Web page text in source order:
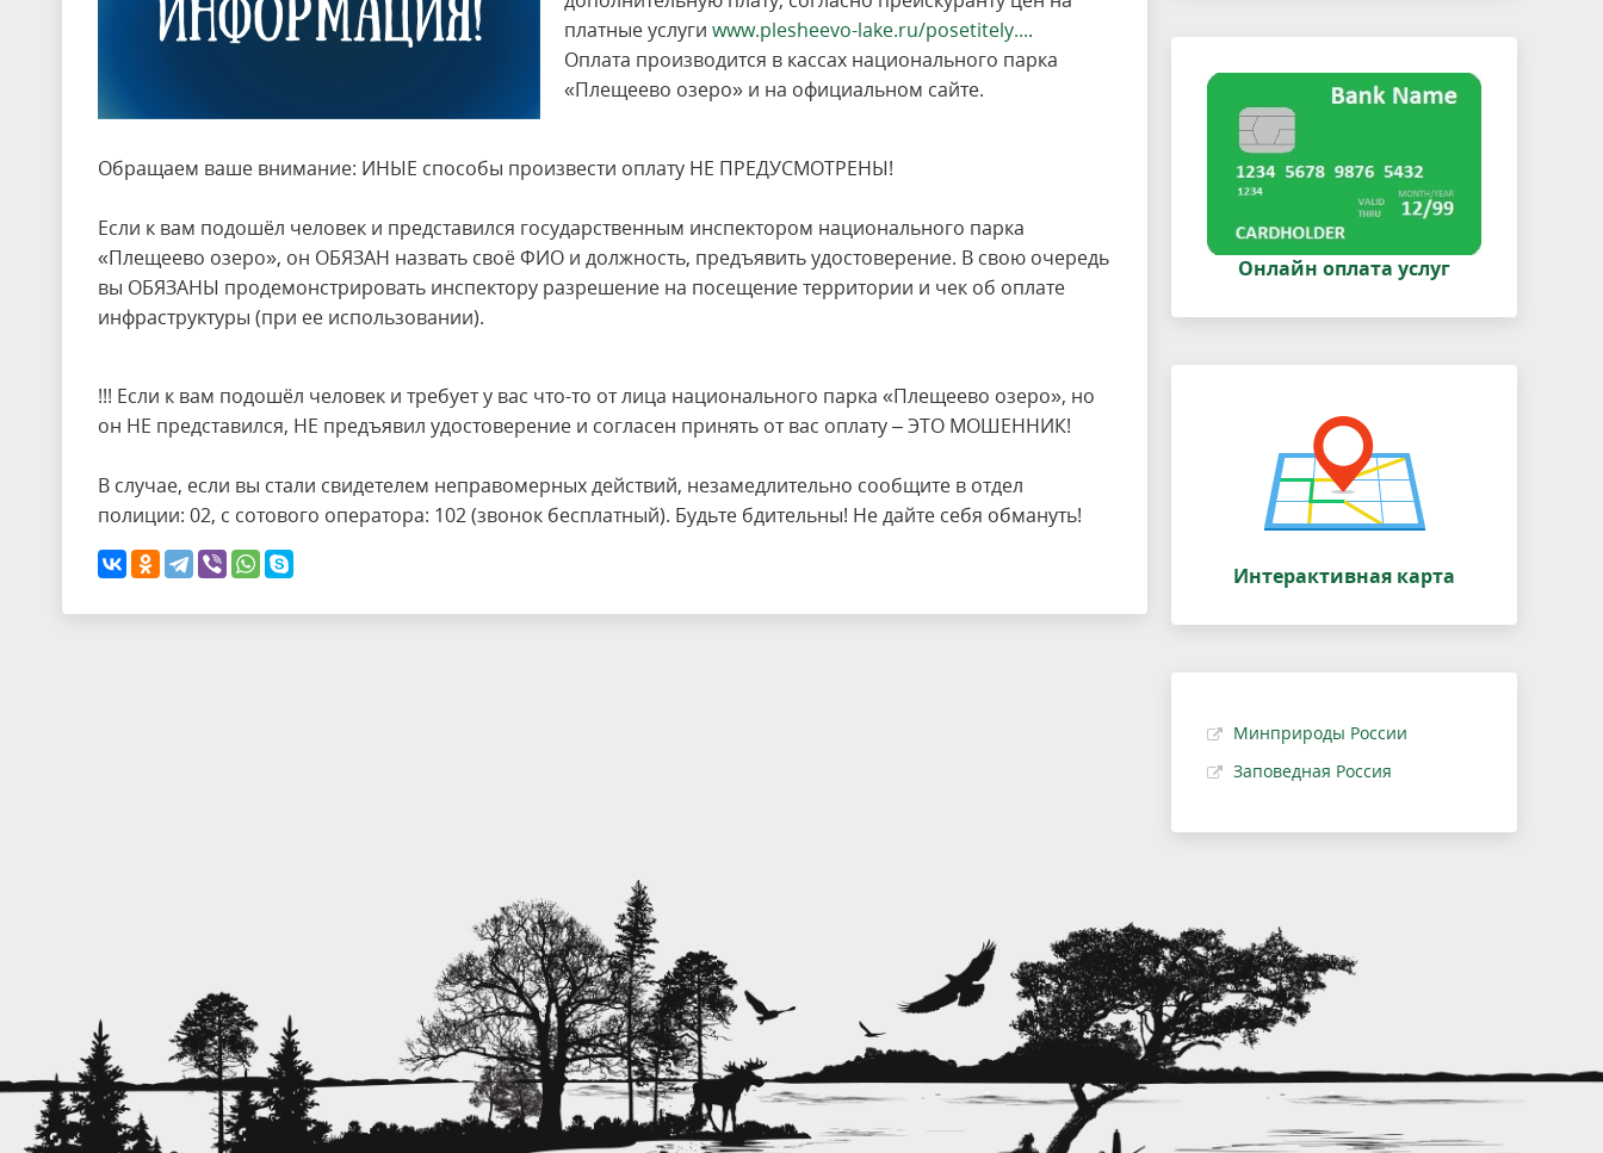
платные услуги www.plesheevo-lake.ru/posetitely....
Оплата производится в кассах национального парка
«Плещеево озеро» и на официальном сайте.
Обращаем ваше внимание: ИНЫЕ способы произвести оплату НЕ ПРЕДУСМОТРЕНЫ!
Если к вам подошёл человек и представился государственным инспектором национального парка
«Плещеево озеро», он ОБЯЗАН назвать своё ФИО и должность, предъявить удостоверение. В свою очередь
вы ОБЯЗАНЫ продемонстрировать инспектору разрешение на посещение территории и чек об оплате
инфраструктуры (при ее использовании).
!!! Если к вам подошёл человек и требует у вас что-то от лица национального парка «Плещеево озеро», но
он НЕ представился, НЕ предъявил удостоверение и согласен принять от вас оплату – ЭТО МОШЕННИК!
В случае, если вы стали свидетелем неправомерных действий, незамедлительно сообщите в отдел
полиции: 02, с сотового оператора: 102 (звонок бесплатный). Будьте бдительны! Не дайте себя обмануть!
Онлайн оплата услуг
Интерактивная карта
Минприроды России
Заповедная Россия